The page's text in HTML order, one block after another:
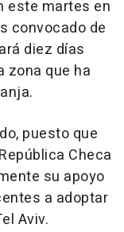
este martes en
convocado de
diez días
zona que ha
puesto que
Checa
su apoyo
a adoptar
Aviv.